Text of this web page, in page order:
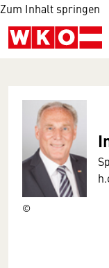
Zum Inhalt springen
©